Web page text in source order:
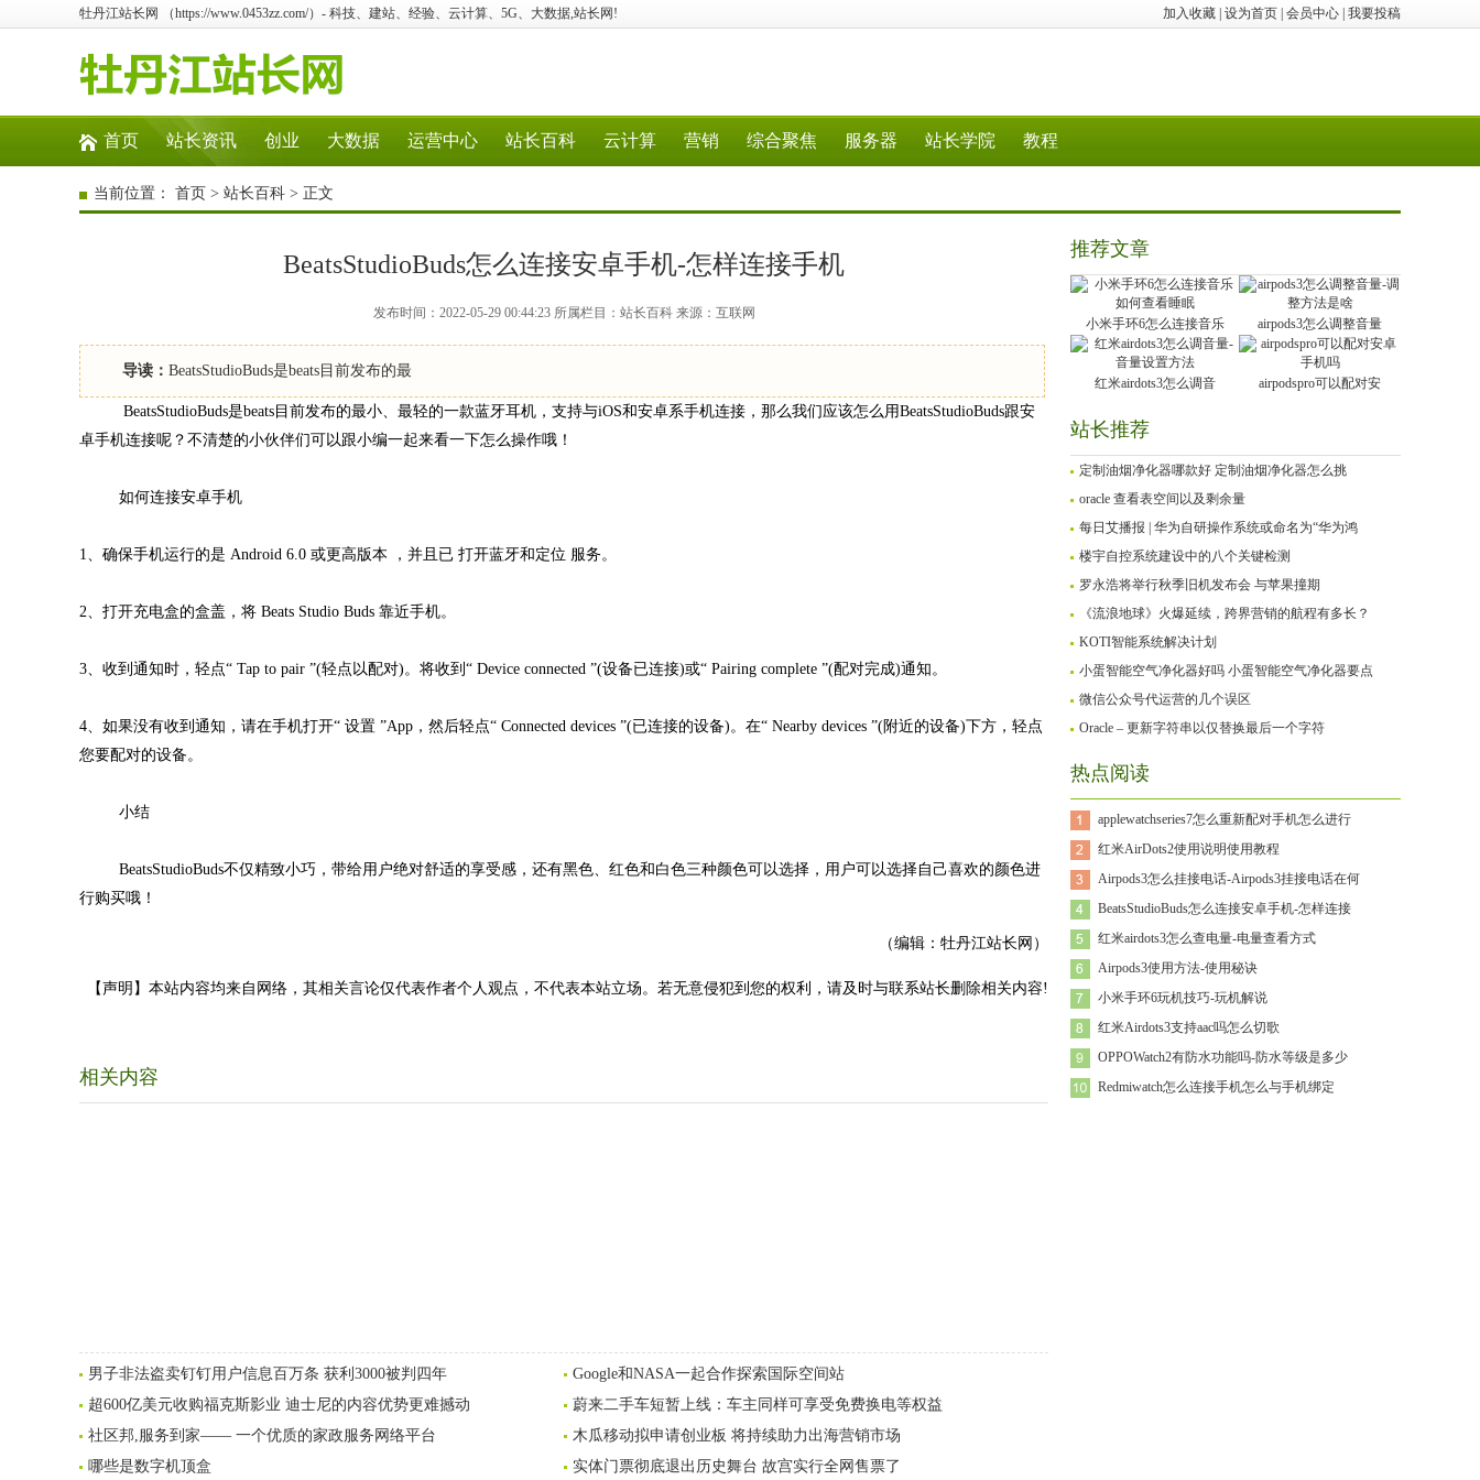
加入收藏 设为首页 会员中心 我要投稿
牡丹江站长网 （https://www.0453zz.com/）- 科技、建站、经验、云计算、5G、大数据,站长网!
首页 站长资讯 创业 大数据 运营中心 站长百科 云计算 营销 综合聚焦 服务器 站长学院 教程
当前位置： 首页 > 站长百科 > 正文
BeatsStudioBuds怎么连接安卓手机-怎样连接手机
发布时间：2022-05-29 00:44:23 所属栏目：站长百科 来源：互联网
导读： BeatsStudioBuds是beats目前发布的最
BeatsStudioBuds是beats目前发布的最小、最轻的一款蓝牙耳机，支持与iOS和安卓系手机连接，那么我们应该怎么用BeatsStudioBuds跟安
卓手机连接呢？不清楚的小伙伴们可以跟小编一起来看一下怎么操作哦！
如何连接安卓手机
1、确保手机运行的是 Android 6.0 或更高版本 ，并且已 打开蓝牙和定位 服务。
2、打开充电盒的盒盖，将 Beats Studio Buds 靠近手机。
3、收到通知时，轻点“ Tap to pair ”(轻点以配对)。将收到“ Device connected ”(设备已连接)或“ Pairing complete ”(配对完成)通知。
4、如果没有收到通知，请在手机打开“ 设置 ”App，然后轻点“ Connected devices ”(已连接的设备)。在“ Nearby devices ”(附近的设备)下方，轻点
您要配对的设备。
小结
BeatsStudioBuds不仅精致小巧，带给用户绝对舒适的享受感，还有黑色、红色和白色三种颜色可以选择，用户可以选择自己喜欢的颜色进
行购买哦！
（编辑：牡丹江站长网）
【声明】本站内容均来自网络，其相关言论仅代表作者个人观点，不代表本站立场。若无意侵犯到您的权利，请及时与联系站长删除相关内容!
相关内容
男子非法盗卖钉钉用户信息百万条 获利3000被判四年
Google和NASA一起合作探索国际空间站
超600亿美元收购福克斯影业 迪士尼的内容优势更难撼动
蔚来二手车短暂上线：车主同样可享受免费换电等权益
社区邦,服务到家—— 一个优质的家政服务网络平台
木瓜移动拟申请创业板 将持续助力出海营销市场
哪些是数字机顶盒
实体门票彻底退出历史舞台 故宫实行全网售票了
推荐文章
小米手环6怎么连接音乐 airpods3怎么调整音量
红米airdots3怎么调音 airpodspro可以配对安
站长推荐
定制油烟净化器哪款好 定制油烟净化器怎么挑
oracle 查看表空间以及剩余量
每日艾播报 | 华为自研操作系统或命名为“华为鸿
楼宇自控系统建设中的八个关键检测
罗永浩将举行秋季旧机发布会 与苹果撞期
《流浪地球》火爆延续，跨界营销的航程有多长？
KOTI智能系统解决计划
小蛋智能空气净化器好吗 小蛋智能空气净化器要点
微信公众号代运营的几个误区
Oracle – 更新字符串以仅替换最后一个字符
热点阅读
applewatchseries7怎么重新配对手机怎么进行
红米AirDots2使用说明使用教程
Airpods3怎么挂接电话-Airpods3挂接电话在何
BeatsStudioBuds怎么连接安卓手机-怎样连接
红米airdots3怎么查电量-电量查看方式
Airpods3使用方法-使用秘诀
小米手环6玩机技巧-玩机解说
红米Airdots3支持aac吗怎么切歌
OPPOWatch2有防水功能吗-防水等级是多少
Redmiwatch怎么连接手机怎么与手机绑定